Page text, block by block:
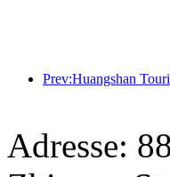
Adresse: